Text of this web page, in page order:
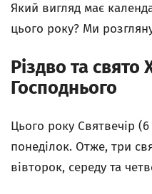
Який вигляд має
цього року? Ми
Різдво та
Господнього
Цього року Святвечір
понеділок. Отже, три
вівторок, середу та